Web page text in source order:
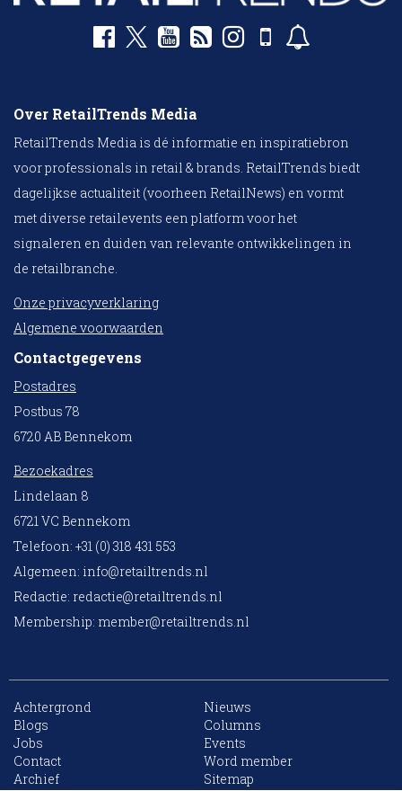
Over RetailTrends Media
RetailTrends Media is dé informatie en inspiratiebron
voor professionals in retail & brands. RetailTrends biedt
dagelijkse actualiteit (voorheen RetailNews) en vormt
met diverse retailevents een platform voor het
signaleren en duiden van relevante ontwikkelingen in
de retailbranche.
Onze privacyverklaring
Algemene voorwaarden
Contactgegevens
Postadres
Postbus 78
6720 AB Bennekom
Bezoekadres
Lindelaan 8
6721 VC Bennekom
Telefoon: +31 (0) 318 431 553
Algemeen: info@retailtrends.nl
Redactie: redactie@retailtrends.nl
Membership: member@retailtrends.nl
Achtergrond
Nieuws
Blogs
Columns
Jobs
Events
Contact
Word member
Archief
Sitemap